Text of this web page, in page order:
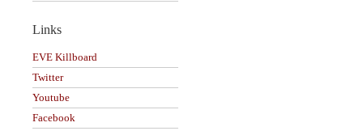
Links
EVE Killboard
Twitter
Youtube
Facebook